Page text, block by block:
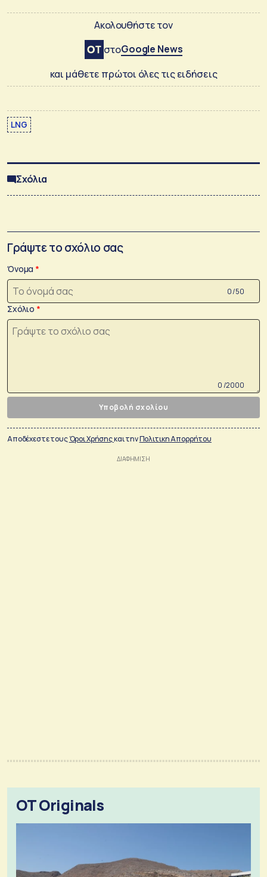
Ακολουθήστε τον
στοGoogle News
και μάθετε πρώτοι όλες τις ειδήσεις
LNG
Σχόλια
Γράψτε το σχόλιο σας
Όνομα
0 /50
Σχόλιο
0 /2000
Υποβολή σχολίου
Αποδέχεστε τουςΌροι Χρήσηςκαι τηνΠολιτικη Απορρήτου
OT Originals